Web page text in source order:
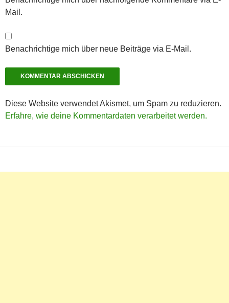
Mail.
Benachrichtige mich über neue Beiträge via E-Mail.
Diese Website verwendet Akismet, um Spam zu reduzieren.
Erfahre, wie deine Kommentardaten verarbeitet werden.